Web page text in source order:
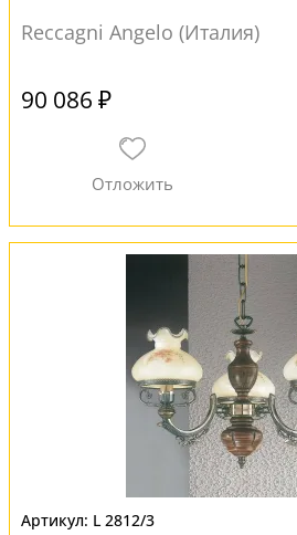
Reccagni Angelo (Италия)
90 086 ₽
L 2812/3